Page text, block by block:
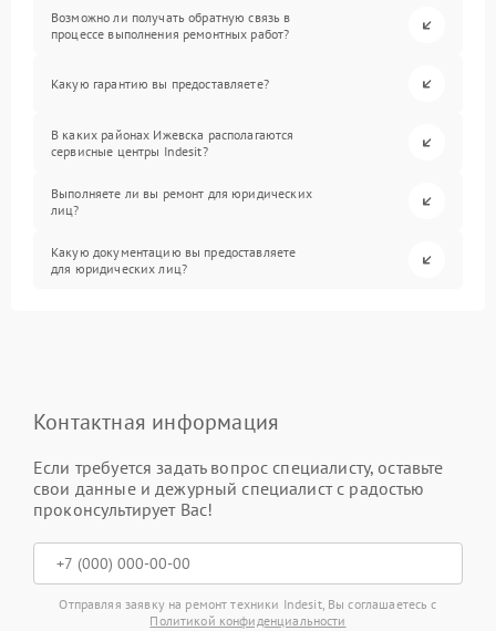
Возможно ли получать обратную связь в
процессе выполнения ремонтных работ?
Какую гарантию вы предоставляете?
В каких районах Ижевска располагаются
сервисные центры Indesit?
Выполняете ли вы ремонт для юридических
лиц?
Какую документацию вы предоставляете
для юридических лиц?
Контактная информация
Если требуется задать вопрос специалисту, оставьте
свои данные и дежурный специалист с радостью
проконсультирует Вас!
Отправляя заявку на ремонт техники Indesit, Вы соглашаетесь с
Политикой конфиденциальности